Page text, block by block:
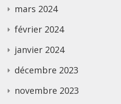
mars 2024
février 2024
janvier 2024
décembre 2023
novembre 2023